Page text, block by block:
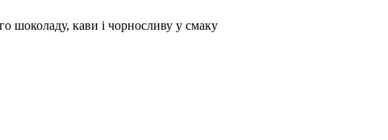
шоколаду, кави і чорносливу у смаку